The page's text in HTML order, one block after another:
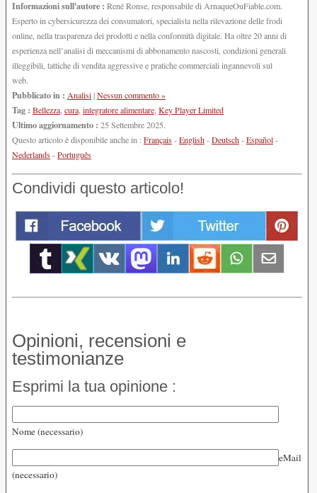
Informazioni sull'autore : René Ronse, responsabile di ArnaqueOuFiable.com.
Esperto in cybersicurezza dei consumatori, specialista nella rilevazione delle frodi
online, nella trasparenza dei prodotti e nella conformità digitale. Ha oltre 20 anni di
esperienza nell’analisi di meccanismi di abbonamento nascosti, condizioni generali
illeggibili, tattiche di vendita aggressive e pratiche commerciali ingannevoli sul
web.
Pubblicato in : Analisi|Nessun commento »
Tag : Bellezza cura integratore alimentare Key Player Limited
Ultimo aggiornamento : 25 Settembre 2025.
Questo articolo è disponibile anche in :Français-English-Deutsch-Español-
Nederlands-Português
Condividi questo articolo!
Opinioni, recensioni e
testimonianze
Esprimi la tua opinione :
Nome (necessario)
eMail
(necessario)